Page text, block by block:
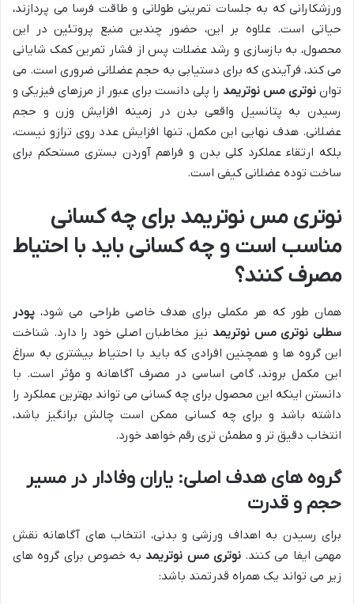
ورزشکارانی که به جلسات تمرینی طولانی و طاقت فرسا می پردازند،
حیاتی است. علاوه بر این، حضور چندین منبع پروتئین در این
محصول، به بازسازی و رشد عضلات پس از فشار تمرین کمک شایانی
می کند، فرآیندی که برای دستیابی به حجم عضلانی ضروری است. می
توان نوتری مس نوتریمد را پلی دانست برای عبور از مرزهای فیزیکی و
رسیدن به پتانسیل واقعی بدن در زمینه افزایش وزن و حجم
عضلانی. هدف نهایی این مکمل، تنها افزایش عدد روی ترازو نیست،
بلکه ارتقاء عملکرد کلی بدن و فراهم آوردن بستری مستحکم برای
ساخت توده عضلانی کیفی است.
نوتری مس نوتریمد برای چه کسانی
مناسب است و چه کسانی باید با احتیاط
مصرف کنند؟
همان طور که هر مکملی برای هدف خاصی طراحی می شود، پودر
سطلی نوتری مس نوتریمد نیز مخاطبان اصلی خود را دارد. شناخت
این گروه ها و همچنین افرادی که باید با احتیاط بیشتری به سراغ
این مکمل بروند، گامی اساسی در مصرف آگاهانه و مؤثر است. با
دانستن اینکه این محصول برای چه کسانی می تواند بهترین عملکرد را
داشته باشد و برای چه کسانی ممکن است چالش برانگیز باشد،
انتخاب دقیق تر و مطمئن تری رقم خواهد خورد.
گروه های هدف اصلی: یاران وفادار در مسیر
حجم و قدرت
برای رسیدن به اهداف ورزشی و بدنی، انتخاب های آگاهانه نقش
مهمی ایفا می کنند.نوتری مس نوتریمدبه خصوص برای گروه های
زیر می تواند یک همراه قدرتمند باشد: